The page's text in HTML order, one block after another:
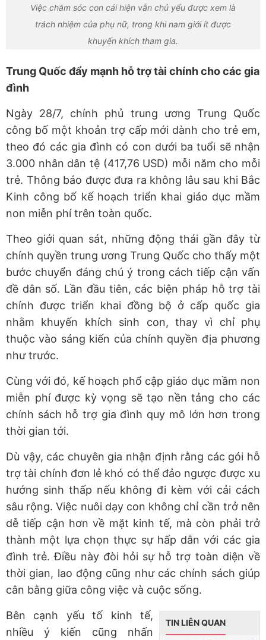
Việc chăm sóc con cái hiện vẫn chủ yếu được xem là
trách nhiệm của phụ nữ, trong khi nam giới ít được
khuyến khích tham gia.
Trung Quốc đẩy mạnh hỗ trợ tài chính cho các gia
đình
Ngày 28/7, chính phủ trung ương Trung Quốc
công bố một khoản trợ cấp mới dành cho trẻ em,
theo đó các gia đình có con dưới ba tuổi sẽ nhận
3.000 nhân dân tệ (417,76 USD) mỗi năm cho mỗi
trẻ. Thông báo được đưa ra không lâu sau khi Bắc
Kinh công bố kế hoạch triển khai giáo dục mầm
non miễn phí trên toàn quốc.
Theo giới quan sát, những động thái gần đây từ
chính quyền trung ương Trung Quốc cho thấy một
bước chuyển đáng chú ý trong cách tiếp cận vấn
đề dân số. Lần đầu tiên, các biện pháp hỗ trợ tài
chính được triển khai đồng bộ ở cấp quốc gia
nhằm khuyến khích sinh con, thay vì chỉ phụ
thuộc vào sáng kiến của chính quyền địa phương
như trước.
Cùng với đó, kế hoạch phổ cập giáo dục mầm non
miễn phí được kỳ vọng sẽ tạo nền tảng cho các
chính sách hỗ trợ gia đình quy mô lớn hơn trong
thời gian tới.
Dù vậy, các chuyên gia nhận định rằng các gói hỗ
trợ tài chính đơn lẻ khó có thể đảo ngược được xu
hướng sinh thấp nếu không đi kèm với cải cách
sâu rộng. Việc nuôi dạy con không chỉ cần trở nên
dễ tiếp cận hơn về mặt kinh tế, mà còn phải trở
thành một lựa chọn thực sự hấp dẫn với các gia
đình trẻ. Điều này đòi hỏi sự hỗ trợ toàn diện về
thời gian, lao động cũng như các chính sách giúp
cân bằng giữa công việc và cuộc sống.
TIN LIÊN QUAN
Bên cạnh yếu tố kinh tế,
nhiều ý kiến cũng nhấn